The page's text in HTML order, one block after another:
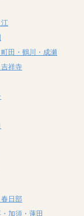
町田・鶴川・成瀬
祥寺
日部
加須・蓮田